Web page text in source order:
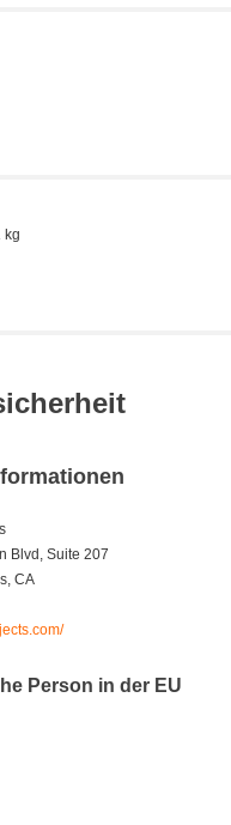
kg
Blvd, Suite 207
CA
Person in der EU